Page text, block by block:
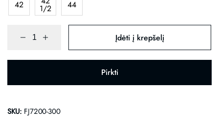
42 1/2 44
Įdėti į krepšelį
Pirkti
SKU: FJ7200-300